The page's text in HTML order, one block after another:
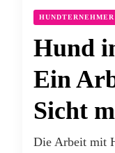
HUNDTERNEHMER
Hund
Ein
Sicht
Die Arbeit mit